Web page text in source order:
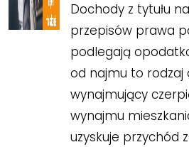
Dochody z tytułu
przepisów prawa
podlegają
od najmu to rodzaj
wynajmujący
wynajmu
uzyskuje przychód z